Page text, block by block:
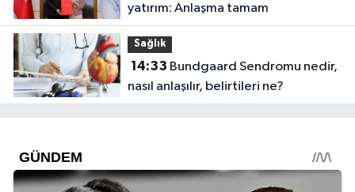
yatırım: Anlaşma tamam
Sağlık
14:33
nasıl anlaşılır, belirtileri ne?